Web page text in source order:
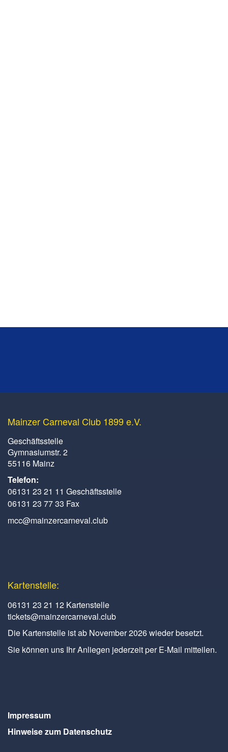
Mainzer Carneval Club 1899 e.V.
Geschäftsstelle
Gymnasiumstr. 2
55116 Mainz
Telefon:
06131 23 21 11 Geschäftsstelle
06131 23 77 33 Fax
mcc@mainzercarneval.club
Kartenstelle:
06131 23 21 12 Kartenstelle
tickets@mainzercarneval.club
Die Kartenstelle ist ab November 2026 wieder besetzt.
Sie können uns Ihr Anliegen jederzeit per E-Mail mitteilen.
Impressum
Hinweise zum Datenschutz